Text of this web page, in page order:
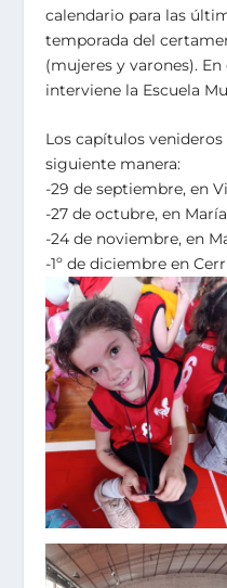
calendario para las
temporada del
(mujeres y varones).
interviene la Escuela
Los capítulos
siguiente manera:
-29 de septiembre, en
-27 de octubre, en
-24 de noviembre, en
-1º de diciembre en